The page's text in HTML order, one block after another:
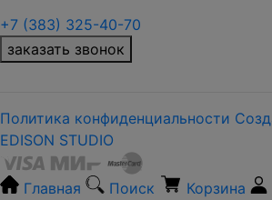
+7 (383) 325-40-70
заказать звонок
Политика конфиденциальности
EDISON STUDIO
Главная Поиск Корзина